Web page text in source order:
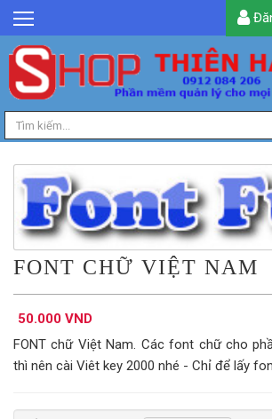
GIỚI THIỆU
TIN TỨC
SẢN PHẨM
DỊCH VỤ
LIÊN HỆ
TIỆN ÍCH
QUẢN LÝ
FONT CHỮ VIỆT NAM
50.000 VND
FONT chữ Việt Nam. Các font chữ cho
thì nên cài Viêt key 2000 nhé - Chỉ để lấy